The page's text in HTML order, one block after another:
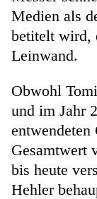
Medien als
betitelt wird,
Leinwand.
Obwohl
und im Jahr
entwendeten
Gesamtwert
bis heute
Hehler